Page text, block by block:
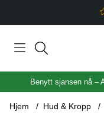
Benytt sjansen nå –
Hjem Hud & Kropp